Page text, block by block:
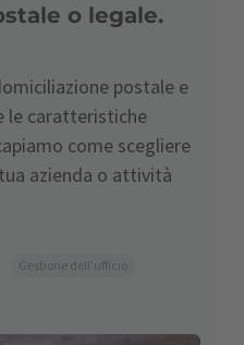
o legale.
postale e
le caratteristiche
come scegliere
azienda o attività
Gestione dell'ufficio